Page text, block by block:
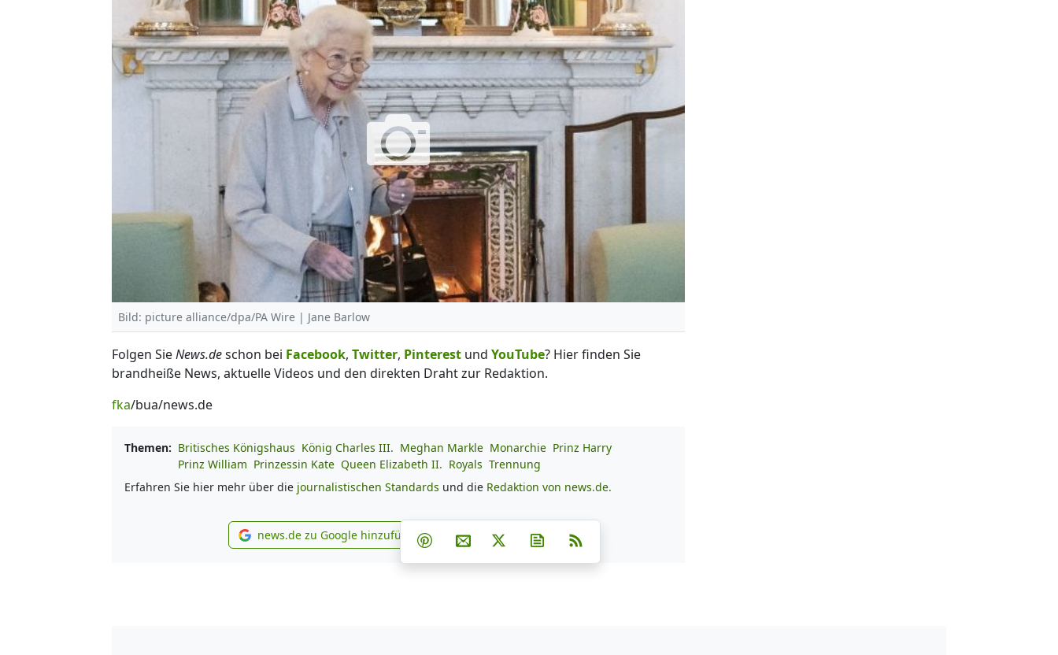
Bild: picture alliance/dpa/PA Wire | Jane Barlow
Folgen SieNews.deschon bei Facebook, Twitter, Pinterest und YouTube? Hier finden Sie
brandheiße News, aktuelle Videos und den direkten Draht zur Redaktion.
fka/bua/news.de
Themen: Britisches Königshaus König Charles III. Meghan Markle Monarchie Prinz Harry
Prinz William Prinzessin Kate Queen Elizabeth II. Royals Trennung
Erfahren Sie hier mehr über die journalistischen Standards und die Redaktion von news.de.
news.de zu Google hinzufügen
news.de zu Google hinzufügen Teilen auf Facebook
Teilen auf Whatsapp
Teilen auf Telegram
Teilen auf Pinterest
Per E-Mail teilen
Post auf XNewsletter abonnieren